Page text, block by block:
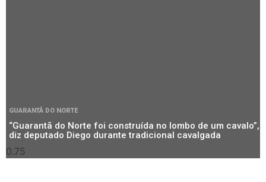
GUARANTÃ DO NORTE
“Guarantã do Norte foi construída no lombo de um cavalo”,
diz deputado Diego durante tradicional cavalgada